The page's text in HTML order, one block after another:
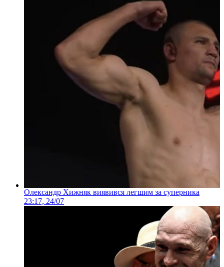
Олександр Хижняк виявився легшим за суперника
23:17, 24/07